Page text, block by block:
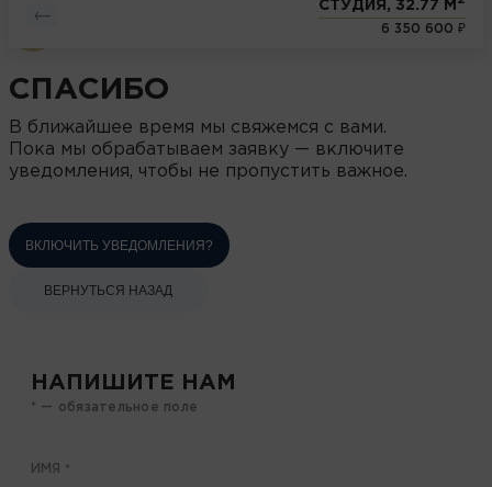
СТУДИЯ, 32.77 М
6 350 600 ₽
СПАСИБО
В ближайшее время мы свяжемся с вами.
Пока мы обрабатываем заявку — включите
уведомления, чтобы не пропустить важное.
ВКЛЮЧИТЬ УВЕДОМЛЕНИЯ?
ВЕРНУТЬСЯ НАЗАД
НАПИШИТЕ НАМ
* — обязательное поле
ИМЯ *